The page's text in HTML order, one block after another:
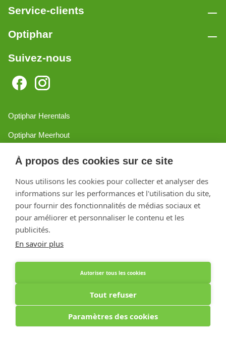
À propos des cookies sur ce site
Nous utilisons les cookies pour collecter et analyser des
informations sur les performances et l'utilisation du site,
pour fournir des fonctionnalités de médias sociaux et
pour améliorer et personnaliser le contenu et les
publicités.
En savoir plus
Autoriser tous les cookies
Tout refuser
Paramètres des cookies
Service-clients
Optiphar
Suivez-nous
Optiphar Herentals
Optiphar Meerhout
Optiphar Geel - Dr. van de Perrestraat
Optiphar Turnhout
Optiphar Mol